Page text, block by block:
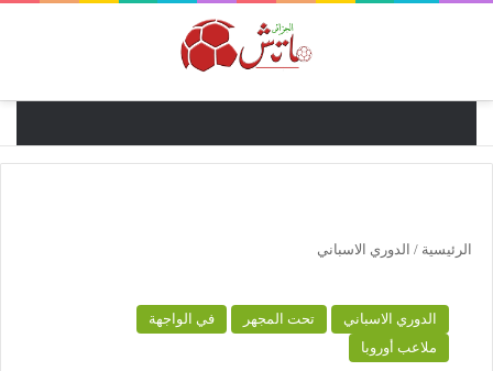
الرئيسية / الدوري الاسباني
الدوري الاسباني تحت المجهر
في الواجهة
ملاعب أوروبا